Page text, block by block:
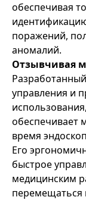
обеспечивая
поражений,
аномалий.
Отзывчивая
управления и
обеспечивает
время
Его
быстрое
медицинским
перемещаться